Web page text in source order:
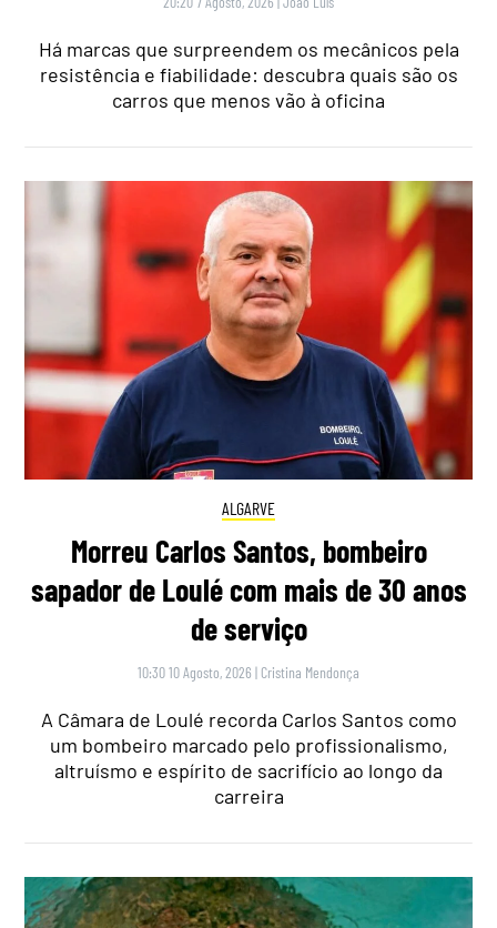
Há marcas que surpreendem os mecânicos pela
resistência e fiabilidade: descubra quais são os
carros que menos vão à oficina
ALGARVE
Morreu Carlos Santos, bombeiro
sapador de Loulé com mais de 30 anos
de serviço
10:30 10 Agosto, 2026 | Cristina Mendonça
A Câmara de Loulé recorda Carlos Santos como
um bombeiro marcado pelo profissionalismo,
altruísmo e espírito de sacrifício ao longo da
carreira